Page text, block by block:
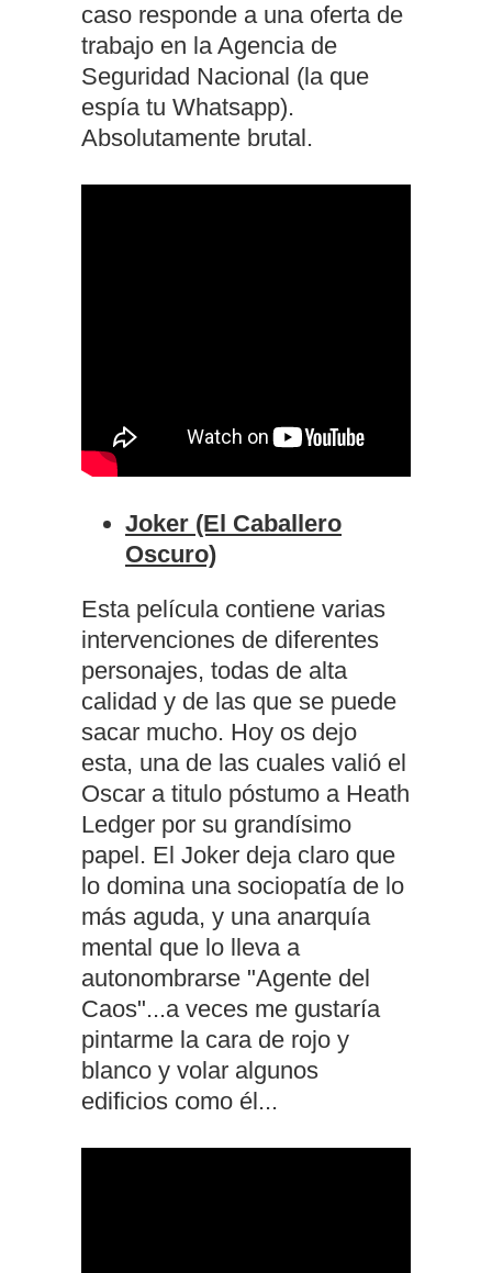
caso responde a una oferta de
trabajo en la Agencia de
Seguridad Nacional (la que
espía tu Whatsapp).
Absolutamente brutal.
Joker (El Caballero
Oscuro)
Esta película contiene varias
intervenciones de diferentes
personajes, todas de alta
calidad y de las que se puede
sacar mucho. Hoy os dejo
esta, una de las cuales valió el
Oscar a titulo póstumo a Heath
Ledger por su grandísimo
papel. El Joker deja claro que
lo domina una sociopatía de lo
más aguda, y una anarquía
mental que lo lleva a
autonombrarse "Agente del
Caos"...a veces me gustaría
pintarme la cara de rojo y
blanco y volar algunos
edificios como él...